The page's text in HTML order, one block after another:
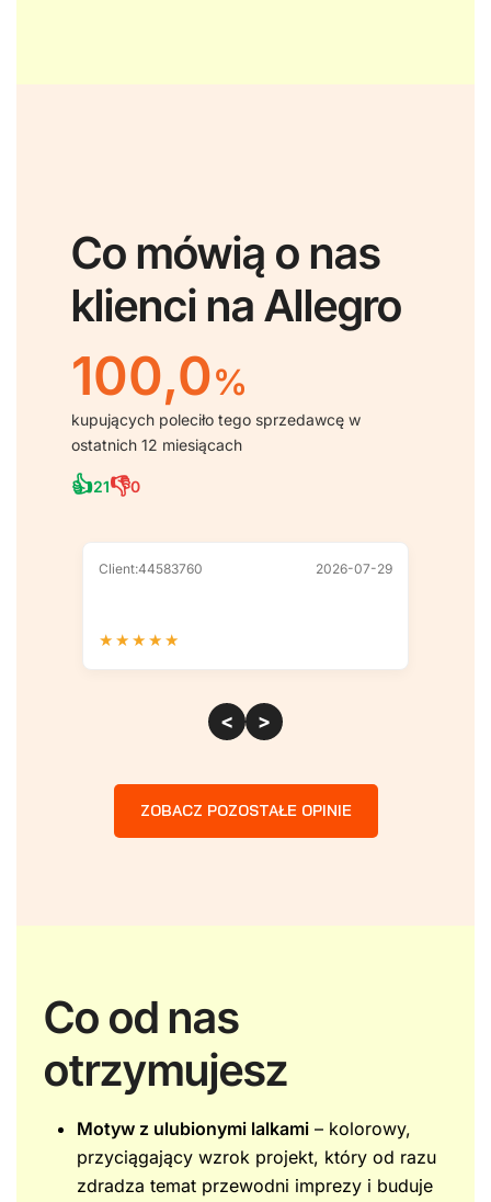
Co mówią o nas
klienci na Allegro
100,0%
kupujących poleciło tego sprzedawcę w
ostatnich 12 miesiącach
👍21👎0
Client:44583760 2026-07-29
★ ★ ★ ★ ★
< >
ZOBACZ POZOSTAŁE OPINIE
Co od nas
otrzymujesz
Motyw z ulubionymi lalkami – kolorowy,
przyciągający wzrok projekt, który od razu
zdradza temat przewodni imprezy i buduje